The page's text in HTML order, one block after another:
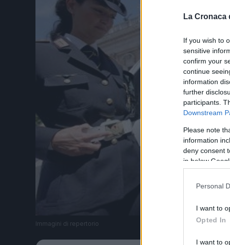
La Cronaca
If you wish to
sensitive
confirm your
continue
information
further
participants.
Downstream
Please note
information
deny consent
in below
Personal
I want to
Opted In
I want to
Immagini di repertorio